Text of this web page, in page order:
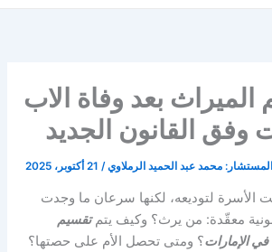
الميراث بعد وفاة الاب
وفق القانون الجديد
محمد عبد الحميد الرملاوي/ 21 أكتوبر، 2025
الأسرة لتوديعه، لكنها سرعان ما وجدت
معقّدة: من يرث؟ وكيف يتمتقسيم
في الإمارات؟ ومتى تحصل الأم على حصتها؟